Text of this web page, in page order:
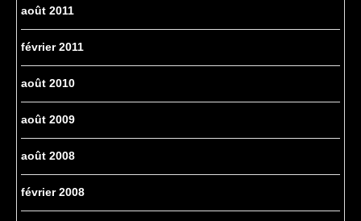
août 2011
février 2011
août 2010
août 2009
août 2008
février 2008